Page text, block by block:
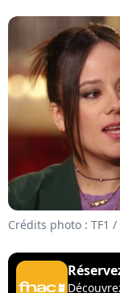
Crédits photo : TF1